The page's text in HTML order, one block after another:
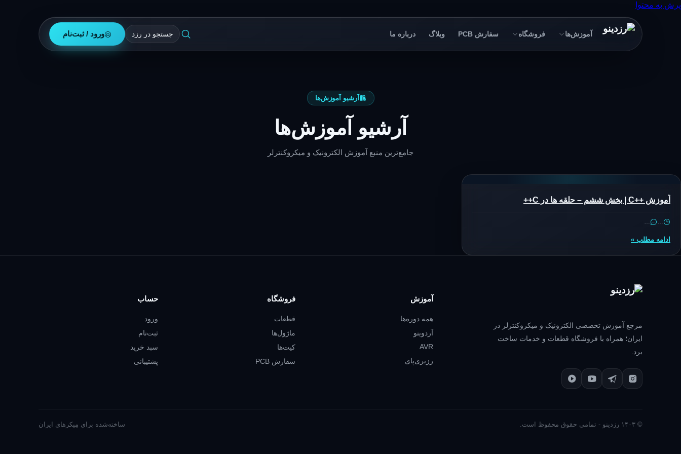
پرش به محتوا
آموزش‌ها فروشگاه سفارش PCB وبلاگ درباره ما ورود / ثبت‌نام
آرشیو آموزش‌ها
آرشیو آموزش‌ها
جامع‌ترین منبع آموزش الکترونیک و میکروکنترلر
آموزش ++C | بخش ششم – حلقه ها در C++
…
…
ادامه مطلب »
مرجع آموزش تخصصی الکترونیک و میکروکنترلر در
ایران؛ همراه با فروشگاه قطعات و خدمات ساخت
برد.
آموزش
همه دوره‌ها
آردوینو
AVR
رزبری‌پای
فروشگاه
قطعات
ماژول‌ها
کیت‌ها
سفارش PCB
حساب
ورود
ثبت‌نام
سبد خرید
پشتیبانی
© ۱۴۰۳ رزدینو - تمامی حقوق محفوظ است. ساخته‌شده برای مِیکرهای ایران